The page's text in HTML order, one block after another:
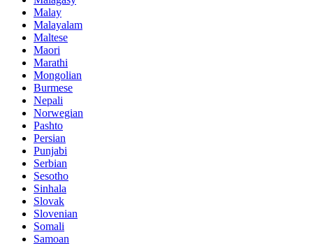
Malay
Malayalam
Maltese
Maori
Marathi
Mongolian
Burmese
Nepali
Norwegian
Pashto
Persian
Punjabi
Serbian
Sesotho
Sinhala
Slovak
Slovenian
Somali
Samoan